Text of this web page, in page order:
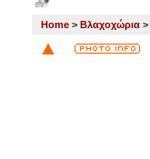
Home > Βλαχοχώρια >